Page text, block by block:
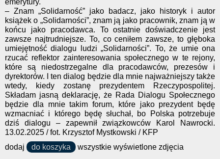
emerytury.
– Znam „Solidarność” jako badacz, jako historyk i autor
książek o „Solidarności”, znam ją jako pracownik, znam ją w
końcu jako pracodawca. To ostatnie doświadczenie jest
zawsze najtrudniejsze. To, co ceniłem zawsze, to głęboka
umiejętność dialogu ludzi „Solidarności”. To, że umie ona
rzucać reflektor zainteresowania społecznego w te rejony,
które są niedostrzegalne dla pracodawców, prezesów i
dyrektorów. I ten dialog będzie dla mnie najważniejszy także
wtedy, kiedy zostanę prezydentem Rzeczypospolitej.
Składam jasną deklarację, że Rada Dialogu Społecznego
będzie dla mnie takim forum, które jako prezydent będę
wzmacniać i którego będę słuchał, bo Polska potrzebuje
dziś dialogu – zapewnił związkowców Karol Nawrocki.
13.02.2025 / fot. Krzysztof Mystkowski / KFP
dodaj
do koszyka
wszystkie wyświetlone zdjęcia